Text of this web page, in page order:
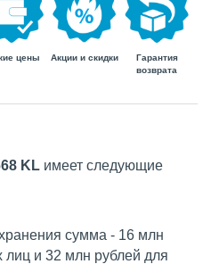
цены Акции и скидки
Гарантия
возврата
KL имеет следующие
сумма - 16 млн
лиц и 32 млн рублей для